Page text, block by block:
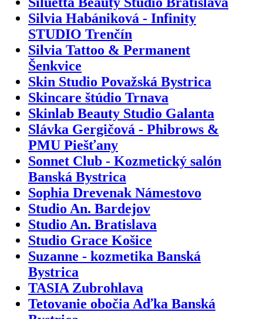
Silvia Habániková - Infinity
STUDIO Trenčín
Silvia Tattoo & Permanent
Šenkvice
Skin Studio Považská Bystrica
Skincare štúdio Trnava
Skinlab Beauty Studio Galanta
Slávka Gergičová - Phibrows &
PMU Piešťany
Sonnet Club - Kozmetický salón
Banská Bystrica
Sophia Drevenak Námestovo
Studio An. Bardejov
Studio An. Bratislava
Studio Grace Košice
Suzanne - kozmetika Banská
Bystrica
TASIA Zubrohlava
Tetovanie obočia Aďka Banská